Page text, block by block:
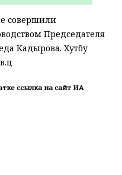
совершили
Председателя
Кадырова. Хутбу
ссылка на сайт ИА